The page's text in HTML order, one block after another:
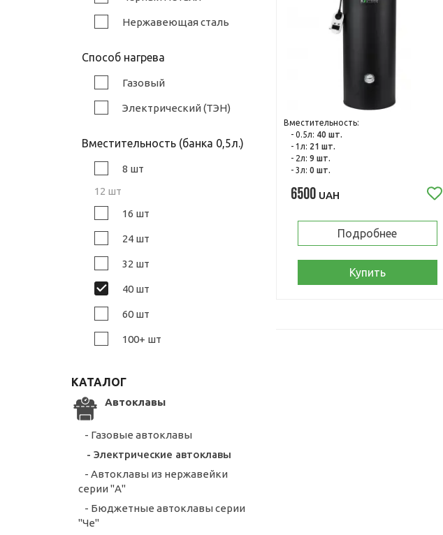
Нержавеющая сталь
Способ нагрева
Газовый
Электрический (ТЭН)
Вместительность (банка 0,5л.)
8 шт
12 шт
16 шт
24 шт
32 шт
40 шт
60 шт
100+ шт
КАТАЛОГ
Автоклавы
- Газовые автоклавы
- Электрические автоклавы
- Автоклавы из нержавейки
серии "А"
- Бюджетные автоклавы серии
"Че"
Вместительность:
- 0.5л: 40 шт.
- 1л: 21 шт.
- 2л: 9 шт.
- 3л: 0 шт.
6500UAH
Подробнее
Купить